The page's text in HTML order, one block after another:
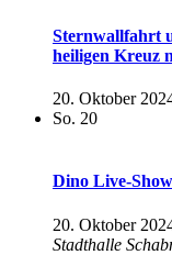
Sternwallfahrt
heiligen Kreuz
20. Oktober
So. 20
Dino Live-
20. Oktober
Stadthalle